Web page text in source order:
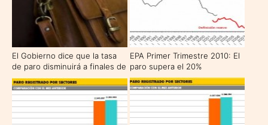
El Gobierno dice que la tasa
de paro disminuirá a finales de
abril
EPA Primer Trimestre 2010: El
paro supera el 20%